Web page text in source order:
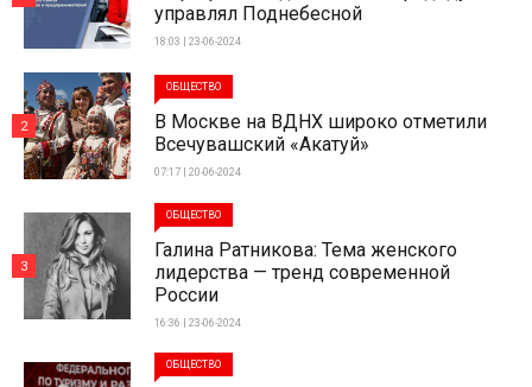
управлял Поднебесной
18:03 | 23-06-2024
ОБЩЕСТВО
В Москве на ВДНХ широко отметили
Всечувашский «Акатуй»
07:17 | 20-06-2024
2
ОБЩЕСТВО
Галина Ратникова: Тема женского
лидерства — тренд современной
России
16:36 | 23-06-2024
3
ОБЩЕСТВО